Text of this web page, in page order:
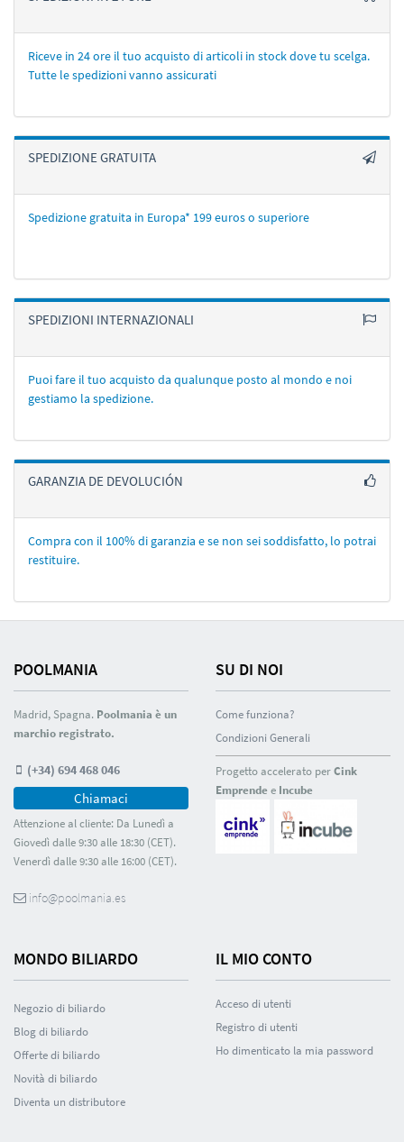
Riceve in 24 ore il tuo acquisto di articoli in stock dove tu scelga.
Tutte le spedizioni vanno assicurati
SPEDIZIONE GRATUITA
Spedizione gratuita in Europa* 199 euros o superiore
SPEDIZIONI INTERNAZIONALI
Puoi fare il tuo acquisto da qualunque posto al mondo e noi
gestiamo la spedizione.
GARANZIA DE DEVOLUCIÓN
Compra con il 100% di garanzia e se non sei soddisfatto, lo potrai
restituire.
POOLMANIA
Madrid, Spagna. Poolmania è un
marchio registrato.
(+34) 694 468 046
Chiamaci
Attenzione al cliente: Da Lunedì a
Giovedì dalle 9:30 alle 18:30 (CET).
Venerdì dalle 9:30 alle 16:00 (CET).
info@poolmania.es
SU DI NOI
Come funziona?
Condizioni Generali
Progetto accelerato perCink
Emprendee Incube
MONDO BILIARDO
Negozio di biliardo
Blog di biliardo
Offerte di biliardo
Novità di biliardo
Diventa un distributore
IL MIO CONTO
Acceso di utenti
Registro di utenti
Ho dimenticato la mia password